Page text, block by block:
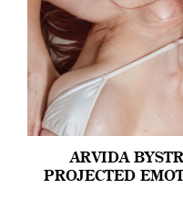
ARVIDA
PROJECTED